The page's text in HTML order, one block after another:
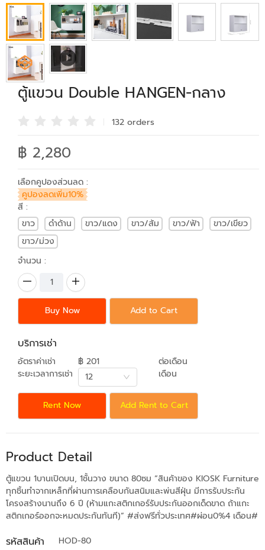
ตู้แขวน Double HANGEN-กลาง
132 orders
฿ 2,280
เลือกคูปองส่วนลด :
คูปองลดเพิ่ม10%
สี :
ขาว
ดำด้าน ขาว/แดง ขาว/ส้ม ขาว/ฟ้า
ขาว/เขียว
ขาว/ม่วง
จำนวน :
Buy Now Add to Cart
บริการเช่า
อัตราค่าเช่า ฿ 201
ต่อเดือน
ระยะเวลาการเช่า
12 เดือน
Rent Now Add Rent to Cart
Product Detail
ตู้แขวน 1บานเปิดบน, 1ชั้นวาง ขนาด 80ซม “สินค้าของ KIOSK Furniture
ทุกชิ้นทำจากเหล็กที่ผ่านการเคลือบกันสนิมและพ่นสีฝุ่น มีการรับประกัน
โครงสร้างนานถึง 6 ปี (ห้ามแกะสติกเกอร์รับประกันออกเด็ดขาด ถ้าแกะ
สติกเกอร์ออกจะหมดประกันทันที)” #ส่งฟรีทั่วประเทศ#ผ่อน0%4 เดือน#
รหัสสินค้า HOD-80